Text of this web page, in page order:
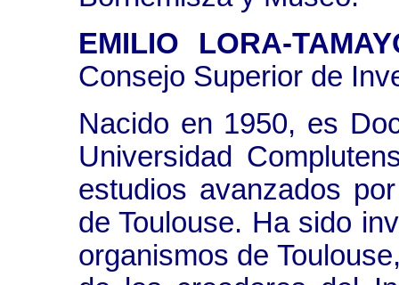
EMILIO LORA-
Consejo Superior de
Nacido en 1950, es
Universidad
estudios avanzados
de Toulouse. Ha sido
organismos de